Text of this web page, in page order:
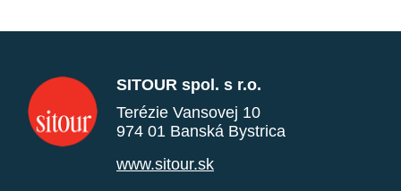
SITOUR spol. s r.o.
Terézie Vansovej 10
974 01 Banská Bystrica
www.sitour.sk